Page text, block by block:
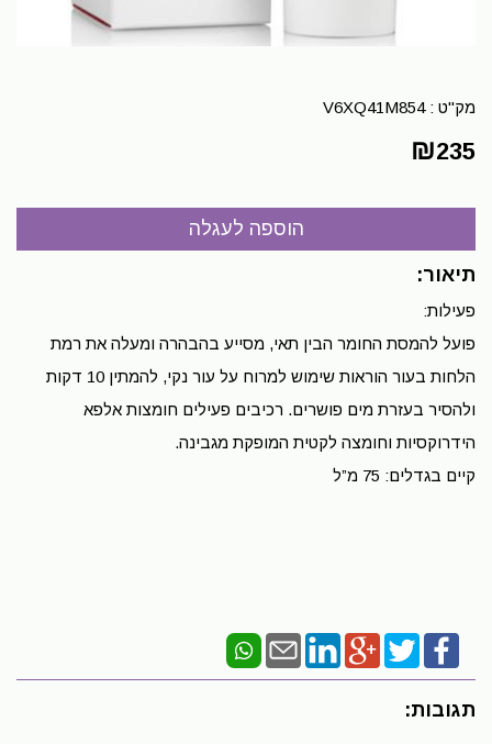
מק"ט :V6XQ41M854
₪235
תיאור:
פעילות:
פועל להמסת החומר הבין תאי, מסייע בהבהרה ומעלה את רמת
הלחות בעור הוראות שימוש למרוח על עור נקי, להמתין 10 דקות
ולהסיר בעזרת מים פושרים. רכיבים פעילים חומצות אלפא
הידרוקסיות וחומצה לקטית המופקת מגבינה.
קיים בגדלים: 75 מ”ל
תגובות: